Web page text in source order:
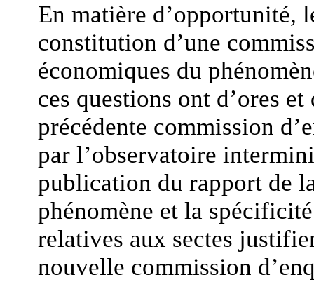
En matière d’opportunité,
constitution d’une
économiques du
ces questions ont d’ores
précédente commission
par l’observatoire
publication du rapport de
phénomène et la
relatives aux sectes
nouvelle commission